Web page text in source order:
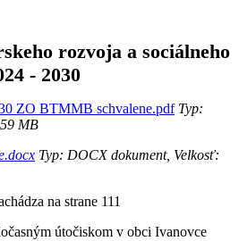
rozvoja a sociálneho
- 2030
ZO BTMMB schvalene.pdfTyp:
MB
Typ: DOCX dokument, Velkosť:
na strane 111
útočiskom v obci Ivanovce